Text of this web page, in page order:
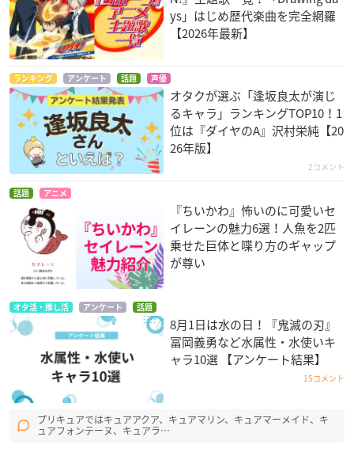
ys」はじめ歴代楽曲を完全網羅
【2026年最新】
ランキング アンケート 話題 声優
オタクが選ぶ「逢坂良太が演じ
るキャラ」ランキングTOP10！1
位は『ダイヤのA』沢村栄純【20
26年版】
2コメント
話題 アニメ
『ちいかわ』怖いのに可愛いセ
イレーンの魅力6選！人魚を2匹
乗せた巨体と喋り方のギャップ
が尊い
オタ活・推し活 アンケート 話題
8月1日は水の日！『鬼滅の刃』
冨岡義勇など水属性・水使いキ
ャラ10選 【アンケート結果】
15コメント
プリキュアではキュアアクア、キュアマリン、キュアマーメイド、キ
ュアフォンテーヌ、キュアラ…